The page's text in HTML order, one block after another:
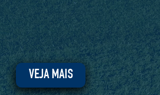
VEJA MAIS